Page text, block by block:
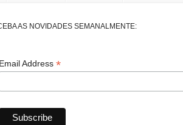
AS NOVIDADES SEMANALMENTE:
Email Address *